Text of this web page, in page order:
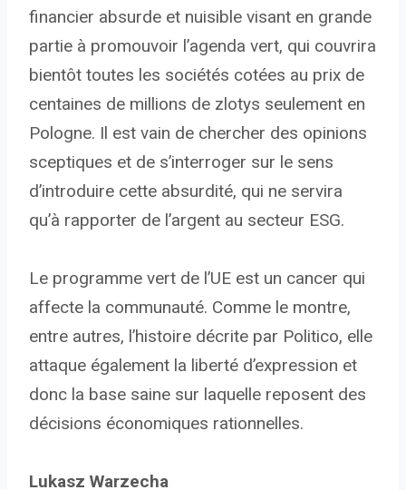
financier absurde et nuisible visant en grande
partie à promouvoir l’agenda vert, qui couvrira
bientôt toutes les sociétés cotées au prix de
centaines de millions de zlotys seulement en
Pologne. Il est vain de chercher des opinions
sceptiques et de s’interroger sur le sens
d’introduire cette absurdité, qui ne servira
qu’à rapporter de l’argent au secteur ESG.
Le programme vert de l’UE est un cancer qui
affecte la communauté. Comme le montre,
entre autres, l’histoire décrite par Politico, elle
attaque également la liberté d’expression et
donc la base saine sur laquelle reposent des
décisions économiques rationnelles.
Lukasz Warzecha